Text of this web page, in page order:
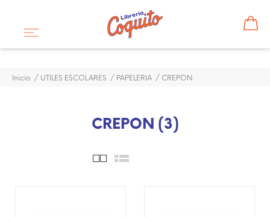
Inicio UTILES ESCOLARES PAPELERIA CREPON
CREPON (3)